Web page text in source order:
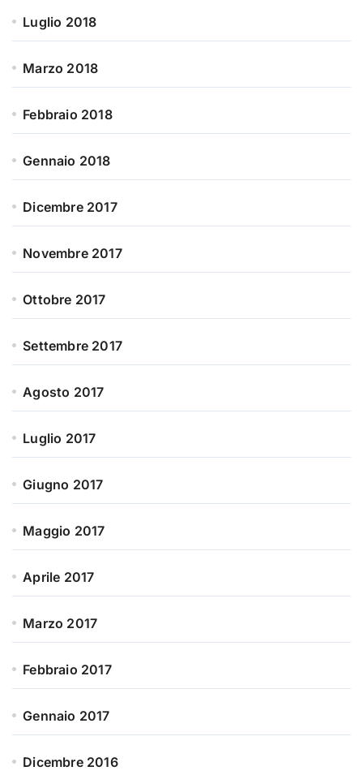
Luglio 2018
Marzo 2018
Febbraio 2018
Gennaio 2018
Dicembre 2017
Novembre 2017
Ottobre 2017
Settembre 2017
Agosto 2017
Luglio 2017
Giugno 2017
Maggio 2017
Aprile 2017
Marzo 2017
Febbraio 2017
Gennaio 2017
Dicembre 2016